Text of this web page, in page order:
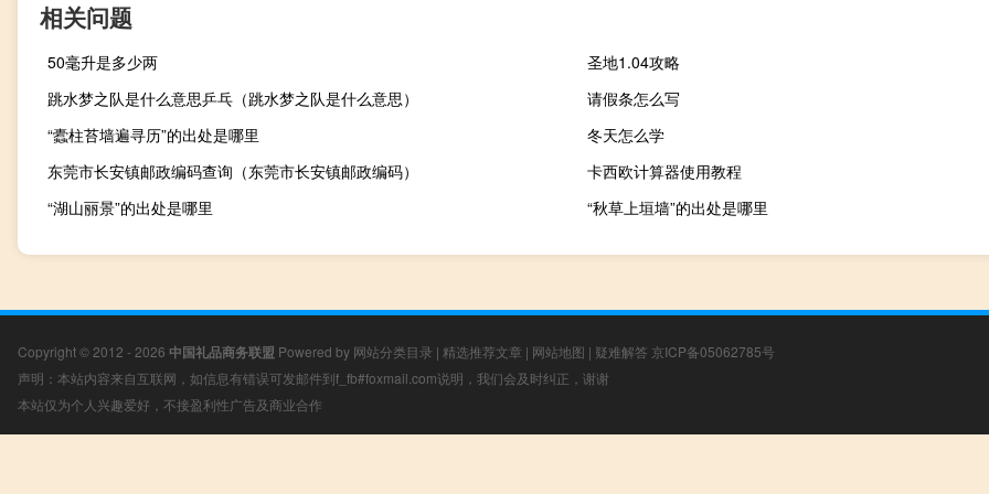
相关问题
50毫升是多少两
圣地1.04攻略
跳水梦之队是什么意思乒乓（跳水梦之队是什么意思）
请假条怎么写
“蠹柱苔墙遍寻历”的出处是哪里
冬天怎么学
东莞市长安镇邮政编码查询（东莞市长安镇邮政编码）
卡西欧计算器使用教程
“湖山丽景”的出处是哪里
“秋草上垣墙”的出处是哪里
Copyright © 2012 - 2026 中国礼品商务联盟 Powered by 网站分类目录 | 精选推荐文章 | 网站地图 | 疑难解答 京ICP备05062785号
声明：本站内容来自互联网，如信息有错误可发邮件到f_fb#foxmail.com说明，我们会及时纠正，谢谢
本站仅为个人兴趣爱好，不接盈利性广告及商业合作